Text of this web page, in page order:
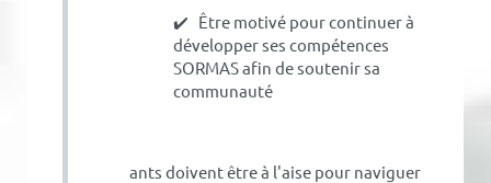
✔️ Être motivé pour continuer à
développer ses compétences
SORMAS afin de soutenir sa
communauté
ants doivent être à l'aise pour naviguer